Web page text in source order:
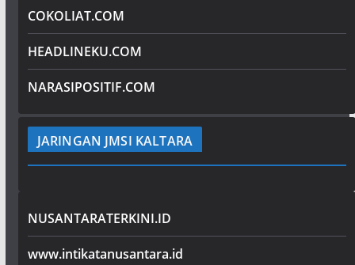
COKOLIAT.COM
HEADLINEKU.COM
NARASIPOSITIF.COM
JARINGAN JMSI KALTARA
NUSANTARATERKINI.ID
www.intikatanusantara.id